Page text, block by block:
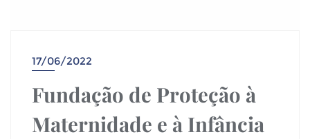
17/06/2022
Fundação de Proteção à
Maternidade e à Infância